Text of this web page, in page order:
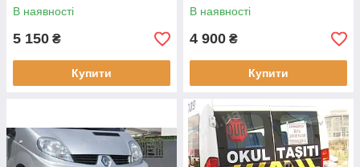
В наявності
5 150 ₴
Купити
В наявності
4 900 ₴
Купити